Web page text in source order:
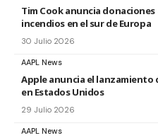
Tim Cook anuncia
incendios en el sur de Europa
30 Julio 2026
AAPL News
Apple anuncia el lanzamiento
en Estados Unidos
29 Julio 2026
AAPL News